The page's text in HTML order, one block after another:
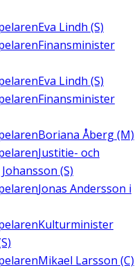
Eva Lindh (S)
Finansminister
Eva Lindh (S)
Finansminister
Boriana Åberg (M)
Justitie- och
(S)
Jonas Andersson i
Kulturminister
Mikael Larsson (C)